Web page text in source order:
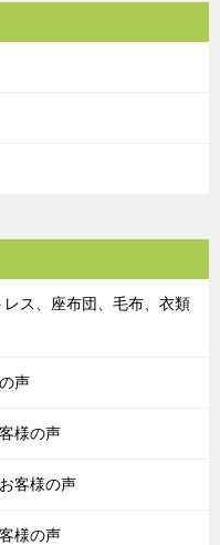
ス、座布団、毛布、衣類
声
様の声
客様の声
様の声